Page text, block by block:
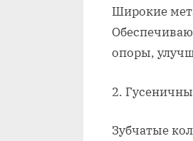
Широкие
опоры,
2.
Зубчатые